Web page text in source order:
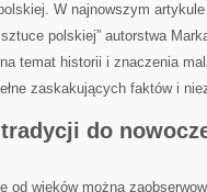
W‌ najnowszym
polskiej” autorstwa⁢
temat historii i znaczenia
zaskakujących faktów i
do
od⁤ wieków można